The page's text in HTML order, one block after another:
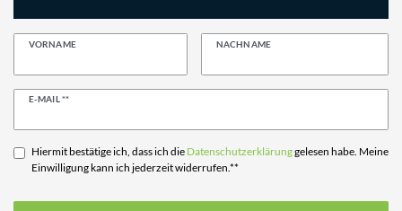
VORNAME NACHNAME
E-MAIL **
Newsletter
Hiermit bestätige ich, dass ich die Daten­schutz­erklärunggelesen habe. Meine
Einwilligung kann ich jederzeit widerrufen.**